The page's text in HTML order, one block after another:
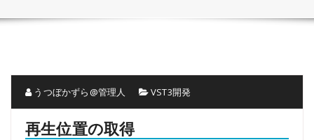
うつぼかずら@管理人 VST3開発
再生位置の取得